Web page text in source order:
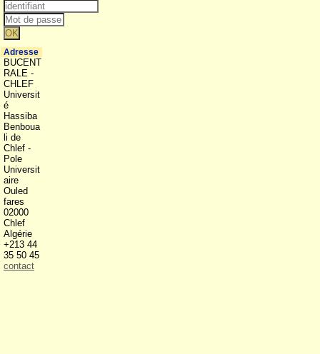
Adresse
BUCENT
RALE -
CHLEF
Universit
é
Hassiba
Benboua
li de
Chlef -
Pole
Universit
aire
Ouled
fares
02000
Chlef
Algérie
+213 44
35 50 45
contact